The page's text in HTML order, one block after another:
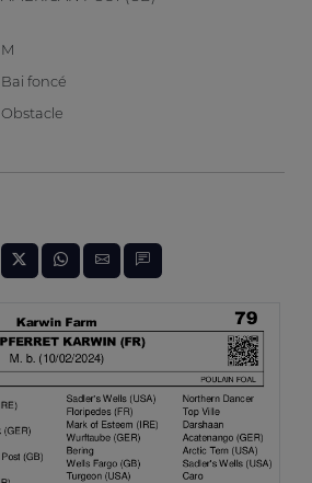
M
Bai foncé
Obstacle